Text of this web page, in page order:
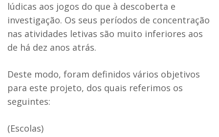
lúdicas aos jogos do que à descoberta e
investigação. Os seus períodos de concentração
nas atividades letivas são muito inferiores aos
de há dez anos atrás.
Deste modo, foram definidos vários objetivos
para este projeto, dos quais referimos os
seguintes:
(Escolas)